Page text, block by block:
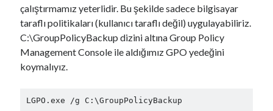
çalıştırmamız yeterlidir. Bu şekilde sadece bilgisayar
taraflı politikaları (kullanıcı taraflı değil) uygulayabiliriz.
C:\GroupPolicyBackup dizini altına Group Policy
Management Console ile aldığımız GPO yedeğini
koymalıyız.
LGPO.exe /g C:\GroupPolicyBackup